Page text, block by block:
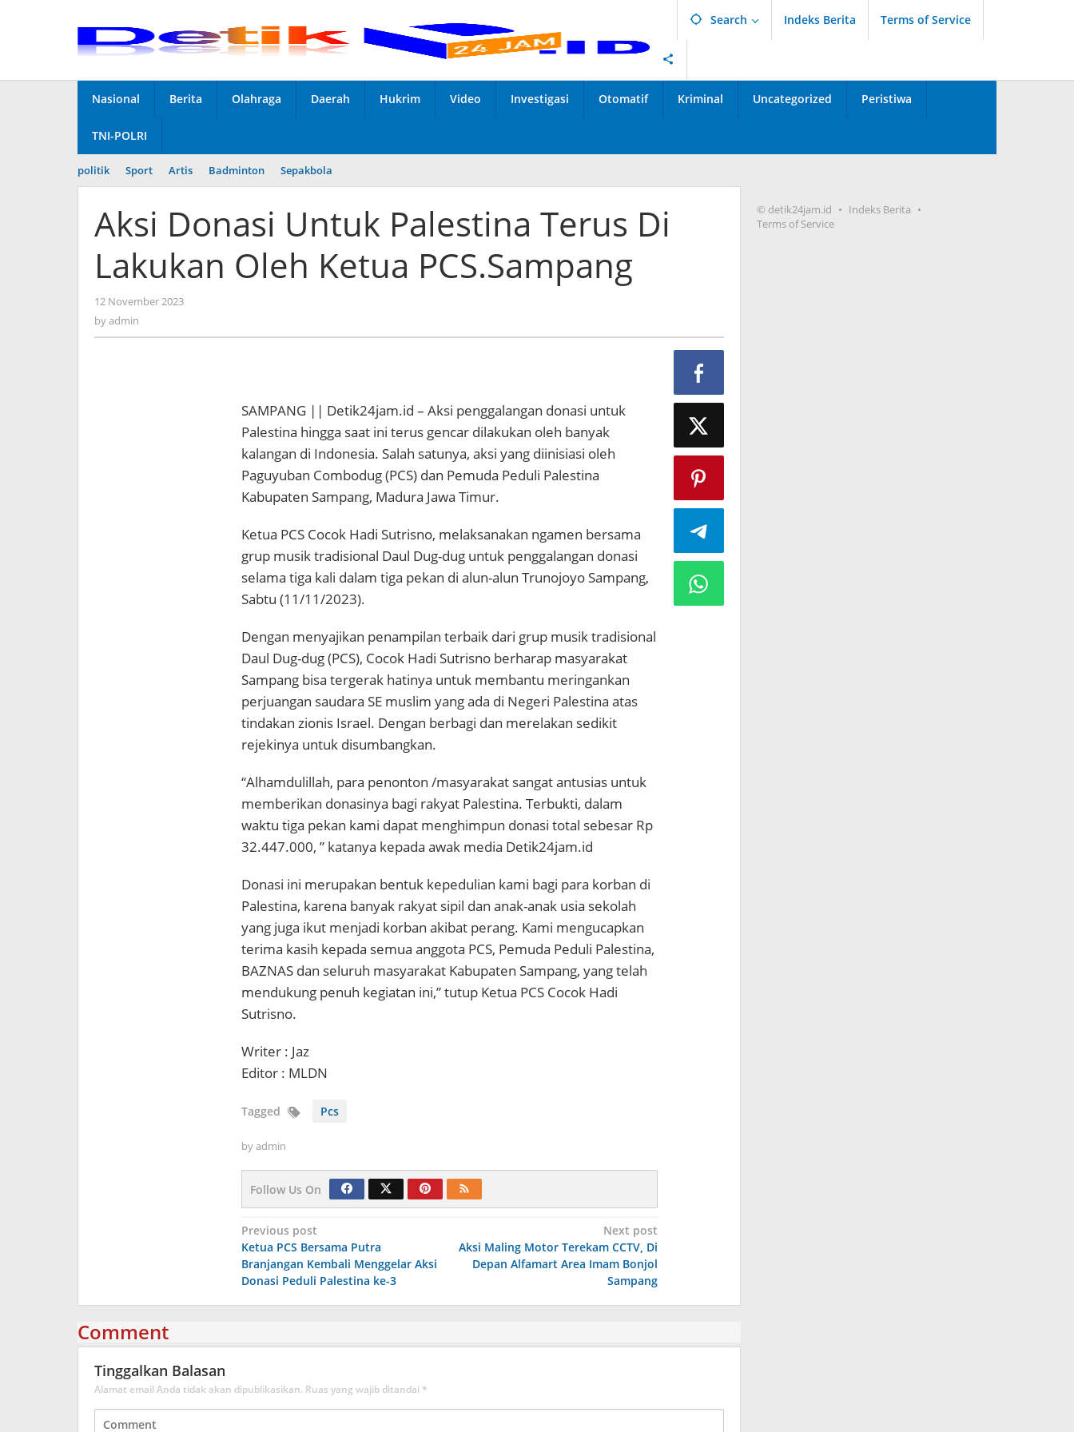
Search Indeks Berita Terms of Service
Nasional Berita Olahraga Daerah Hukrim Video Investigasi Otomatif Kriminal Uncategorized Peristiwa
TNI-POLRI
politik Sport Artis Badminton Sepakbola
Aksi Donasi Untuk Palestina Terus Di
Lakukan Oleh Ketua PCS.Sampang
12 November 2023
byadmin
SAMPANG || Detik24jam.id – Aksi penggalangan donasi untuk
Palestina hingga saat ini terus gencar dilakukan oleh banyak
kalangan di Indonesia. Salah satunya, aksi yang diinisiasi oleh
Paguyuban Combodug (PCS) dan Pemuda Peduli Palestina
Kabupaten Sampang, Madura Jawa Timur.
Ketua PCS Cocok Hadi Sutrisno, melaksanakan ngamen bersama
grup musik tradisional Daul Dug-dug untuk penggalangan donasi
selama tiga kali dalam tiga pekan di alun-alun Trunojoyo Sampang,
Sabtu (11/11/2023).
Dengan menyajikan penampilan terbaik dari grup musik tradisional
Daul Dug-dug (PCS), Cocok Hadi Sutrisno berharap masyarakat
Sampang bisa tergerak hatinya untuk membantu meringankan
perjuangan saudara SE muslim yang ada di Negeri Palestina atas
tindakan zionis Israel. Dengan berbagi dan merelakan sedikit
rejekinya untuk disumbangkan.
“Alhamdulillah, para penonton /masyarakat sangat antusias untuk
memberikan donasinya bagi rakyat Palestina. Terbukti, dalam
waktu tiga pekan kami dapat menghimpun donasi total sebesar Rp
32.447.000, ” katanya kepada awak media Detik24jam.id
Donasi ini merupakan bentuk kepedulian kami bagi para korban di
Palestina, karena banyak rakyat sipil dan anak-anak usia sekolah
yang juga ikut menjadi korban akibat perang. Kami mengucapkan
terima kasih kepada semua anggota PCS, Pemuda Peduli Palestina,
BAZNAS dan seluruh masyarakat Kabupaten Sampang, yang telah
mendukung penuh kegiatan ini,” tutup Ketua PCS Cocok Hadi
Sutrisno.
Writer : Jaz
Editor : MLDN
Tagged Pcs
byadmin
Follow Us On
Navigasi
pos
Previous post
Ketua PCS Bersama Putra
Branjangan Kembali Menggelar Aksi
Donasi Peduli Palestina ke-3
Next post
Aksi Maling Motor Terekam CCTV, Di
Depan Alfamart Area Imam Bonjol
Sampang
Comment
Tinggalkan Balasan
Alamat email Anda tidak akan dipublikasikan. Ruas yang wajib ditandai *
© detik24jam.id
Indeks Berita
Terms of Service